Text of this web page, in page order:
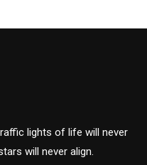
lights of life will never
will never align.